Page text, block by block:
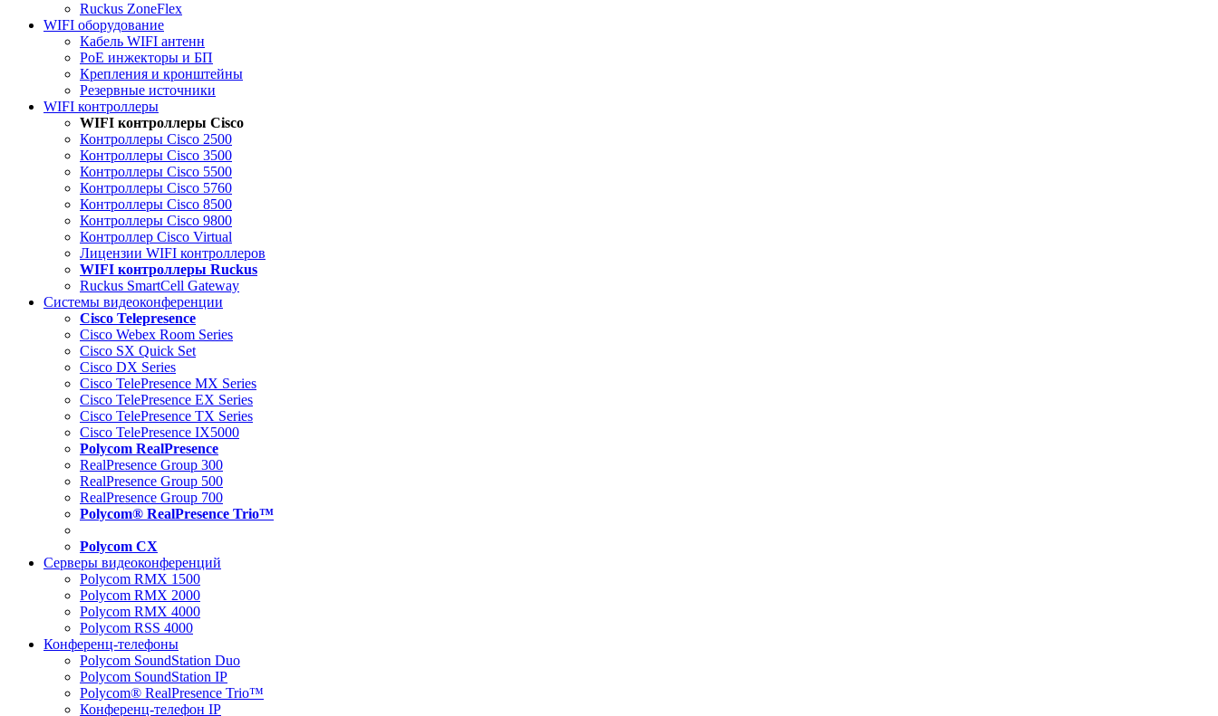
Ruckus ZoneFlex
WIFI оборудование
Кабель WIFI антенн
PoE инжекторы и БП
Крепления и кронштейны
Резервные источники
WIFI контроллеры
WIFI контроллеры Cisco
Контроллеры Cisco 2500
Контроллеры Cisco 3500
Контроллеры Cisco 5500
Контроллеры Cisco 5760
Контроллеры Cisco 8500
Контроллеры Cisco 9800
Контроллер Cisco Virtual
Лицензии WIFI контроллеров
WIFI контроллеры Ruckus
Ruckus SmartCell Gateway
Системы видеоконференции
Cisco Telepresence
Cisco Webex Room Series
Cisco SX Quick Set
Cisco DX Series
Cisco TelePresence MX Series
Cisco TelePresence EX Series
Cisco TelePresence TX Series
Cisco TelePresence IX5000
Polycom RealPresence
RealPresence Group 300
RealPresence Group 500
RealPresence Group 700
Polycom® RealPresence Trio™
Polycom CX
Серверы видеоконференций
Polycom RMX 1500
Polycom RMX 2000
Polycom RMX 4000
Polycom RSS 4000
Конференц-телефоны
Polycom SoundStation Duo
Polycom SoundStation IP
Polycom® RealPresence Trio™
Конференц-телефон IP